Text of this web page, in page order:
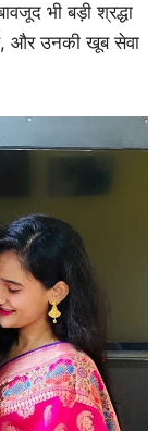
भी बड़ी श्रद्धा
और उनकी खूब सेवा